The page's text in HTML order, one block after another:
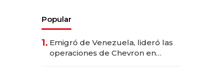
Popular
1. Emigró de Venezuela, lideró las
operaciones de Chevron en